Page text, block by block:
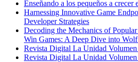
Enseñando a los pequeños a crecer
Harnessing Innovative Game
Developer Strategies
Decoding the Mechanics of
Win Games: A Deep Dive into
Revista Digital La Unidad
Revista Digital La Unidad Volumen